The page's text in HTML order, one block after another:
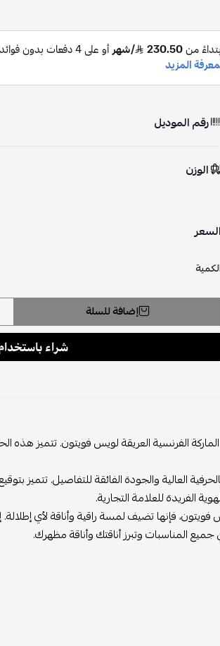
رقم الموديل
الوزن
السعر
الكمية
إضافة للسلة
الفرنسية العريقة لويس فويتون. تتميز هذه
الفريدة للعلامة التجارية.
فإنها تضيف لمسة راقية وأناقة لأي إطلالة.
المناسبات وتبرز أناقتك وأناقة مظهرك.